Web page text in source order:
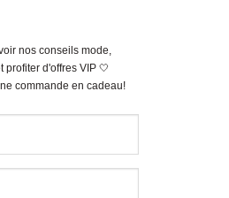
nos conseils mode,
d'offres VIP 🤍
commande en cadeau!